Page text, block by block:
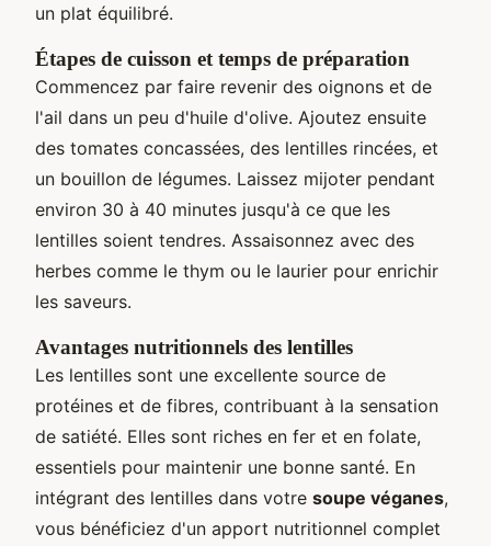
un plat équilibré.
Étapes de cuisson et temps de préparation
Commencez par faire revenir des oignons et de
l'ail dans un peu d'huile d'olive. Ajoutez ensuite
des tomates concassées, des lentilles rincées, et
un bouillon de légumes. Laissez mijoter pendant
environ 30 à 40 minutes jusqu'à ce que les
lentilles soient tendres. Assaisonnez avec des
herbes comme le thym ou le laurier pour enrichir
les saveurs.
Avantages nutritionnels des lentilles
Les lentilles sont une excellente source de
protéines et de fibres, contribuant à la sensation
de satiété. Elles sont riches en fer et en folate,
essentiels pour maintenir une bonne santé. En
intégrant des lentilles dans votre soupe véganes,
vous bénéficiez d'un apport nutritionnel complet